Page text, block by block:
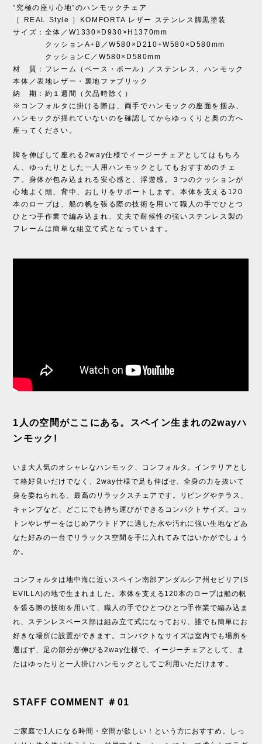
“究極の座り心地“のハンモックチェア
［ REAL Style ］KOMFORTA レザー ステンレス脚黒塗装
サイズ：全体／W1330×D930×H1370mm
クッションA+B／W580×D210+W580×D580mm
クッションC／W580×D580mm
材 質：フレーム（ベース・ポール）／ステンレス、ハンモック
本体／表地レザー・裏地ファブリック
納 期：約１週間（欠品時除く）
※コンフォルタに掛ける際は、両手でハンモックの座面を掴み、
ハンモックが揺れていないのを確認してからゆっくりと奥の方へ
座ってください。
脚を伸ばして座れる2way仕様でイージーチェアとしてはもちろ
ん、ゆったりとした一人用ハンモックとしてもおすすめのチェ
ア。身体が包み込まれる安心感と、浮遊感。３つのクッションが
心地よく頭、背中、おしりをサポートします。本体を支える120
本のロープは、船の帆を張る際の技術を用いて職人の手でひとつ
ひとつ手作業で編み込まれ、丈夫で耐候性の強いステンレス製の
フレームは簡単な組立て式となっています。
1人の空間がここにある。スペイン生まれの2wayハ
ンモック!
いま大人気のオシャレなハンモック、コンフォルタ。インテリアとし
て格好良いだけでなく、2way仕様で足も伸ばせ、全身の力を抜いて
身を委ねられる、最高のリラックスチェアです。リビングやテラス、
キャンプなど、どこにでも持ち運びができるコンパクトサイズ。コッ
トンやレザーをはじめアウトドアに適した水や汚れに強い生地などあ
なた好みの一台でリラックス空間を手に入れてみてはいかがでしょう
か。
コンフォルタは地中海に近いスペイン南部アンダルシア州セビリア(S
EVILLA)の地で生まれました。本体を支える120本のロープは船の帆
を張る際の技術を用いて、職人の手でひとつひとつ手作業で編み込ま
れ、ステンレスベース部は組み立て式になっており、誰でも簡単にお
好きな場所に設置ができます。コンパクトなサイズは室内でも場所を
選ばず、足の部分が伸びる2way仕様で、イージーチェアとして、ま
たはゆったりと一人掛けハンモックとしてご利用いただけます。
STAFF COMMENT ＃01
ご家庭で1人になる時間・空間が欲しい！という方におすすめ。しっ